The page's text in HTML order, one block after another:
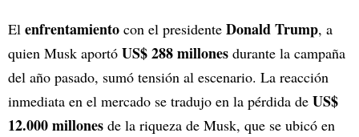
El enfrentamiento con el presidente Donald Trump, a
quien Musk aportó US$ 288 millones durante la campaña
del año pasado, sumó tensión al escenario. La reacción
inmediata en el mercado se tradujo en la pérdida de US$
12.000 millones de la riqueza de Musk, que se ubicó en